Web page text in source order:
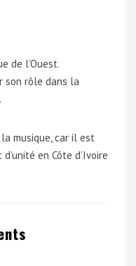
de l’Ouest.
son rôle dans la
musique, car il est
en Côte d’Ivoire